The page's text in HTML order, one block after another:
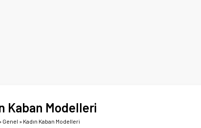
Kaban Modelleri
Genel » Kadın Kaban Modelleri